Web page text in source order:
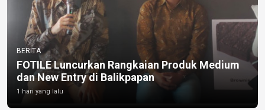
BERITA
FOTILE Luncurkan Rangkaian Produk Medium
dan New Entry di Balikpapan
1 hari yang lalu